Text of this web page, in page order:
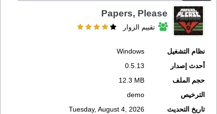
Papers, Please
تقييم الزوار
نظام التشغيل
Windows
أحدث إصدار
0.5.13
حجم الملف
12.3 MB
الترخيص
demo
تاريخ التحديث
Tuesday, August 4, 2026